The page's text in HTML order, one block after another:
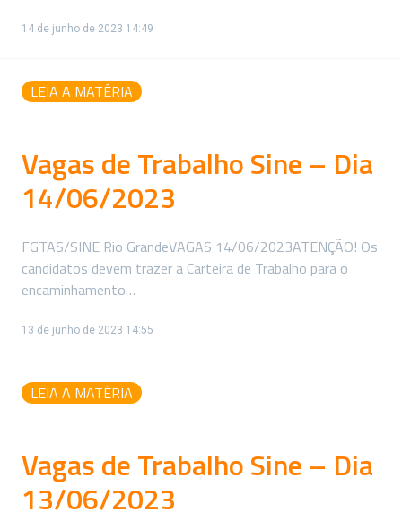
14 de junho de 2023 14:49
LEIA A MATÉRIA
Vagas de Trabalho Sine – Dia
14/06/2023
FGTAS/SINE Rio GrandeVAGAS 14/06/2023ATENÇÃO! Os
candidatos devem trazer a Carteira de Trabalho para o
encaminhamento…
13 de junho de 2023 14:55
LEIA A MATÉRIA
Vagas de Trabalho Sine – Dia
13/06/2023